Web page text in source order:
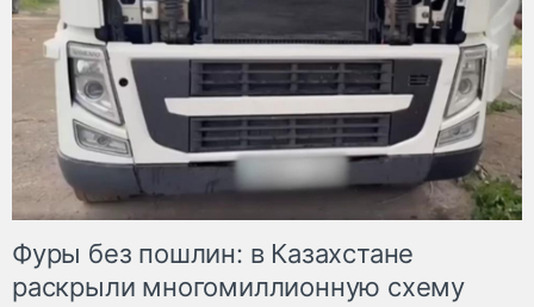
Фуры без пошлин: в Казахстане
раскрыли многомиллионную схему